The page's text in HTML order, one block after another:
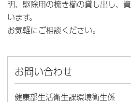
明、駆除用の梳き櫛の貸し出し、
います。
お気軽にご相談ください。
お問い合わせ
健康部生活衛生課環境衛生係